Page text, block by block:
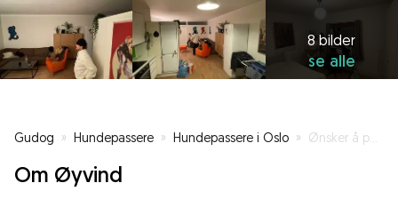
8 bilder
se alle
Gudog » Hundepassere » Hundepassere i Oslo » Ønsker å passe hunder
Om Øyvind